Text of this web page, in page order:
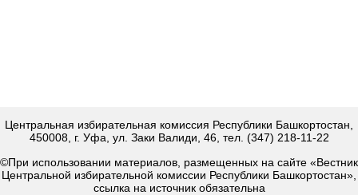
Центральная избирательная комиссия Республики Башкортостан,
450008, г. Уфа, ул. Заки Валиди, 46, тел. (347) 218-11-22
©При использовании материалов, размещенных на сайте «Вестник
Центральной избирательной комиссии Республики Башкортостан»,
ссылка на источник обязательна